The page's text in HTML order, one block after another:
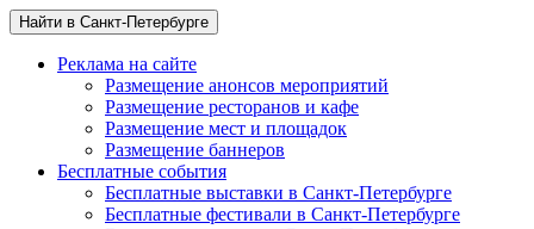
Найти в Санкт-Петербурге
Реклама на сайте
Размещение анонсов мероприятий
Размещение ресторанов и кафе
Размещение мест и площадок
Размещение баннеров
Бесплатные события
Бесплатные выставки в Санкт-Петербурге
Бесплатные фестивали в Санкт-Петербурге